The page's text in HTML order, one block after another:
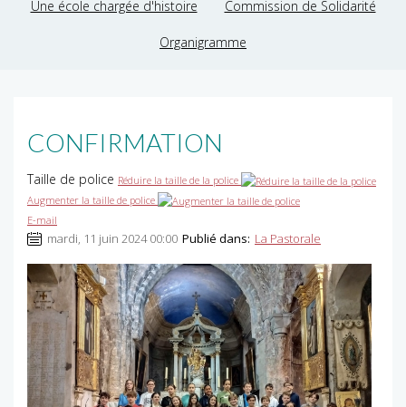
Une école chargée d'histoire Commission de Solidarité
Organigramme
CONFIRMATION
Taille de police Réduire la taille de la police
Augmenter la taille de police
E-mail
mardi, 11 juin 2024 00:00 Publié dans: La Pastorale